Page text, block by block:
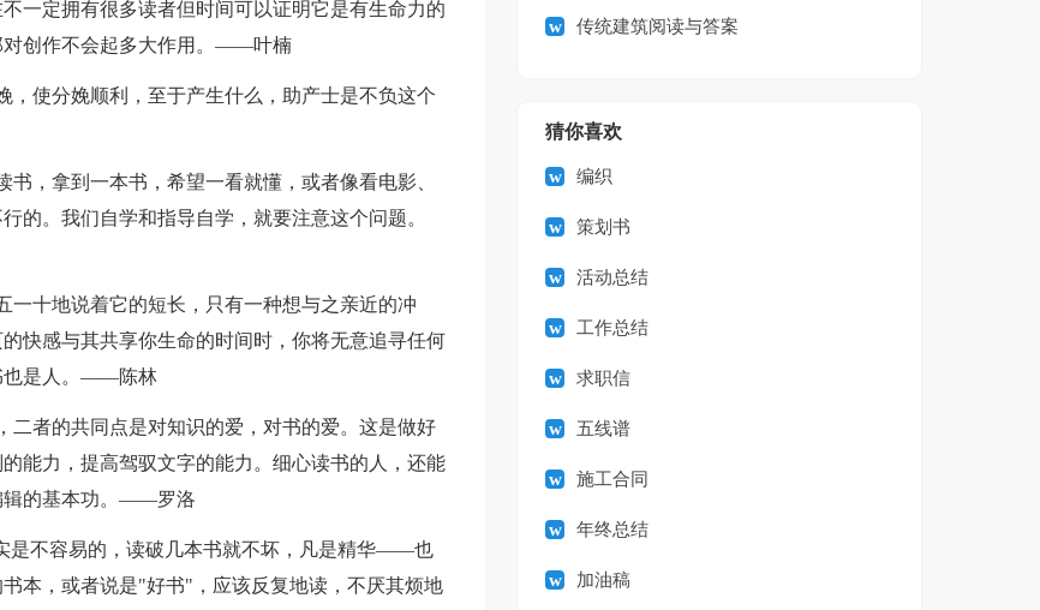
一定拥有很多读者但时间可以证明它是有生命力的
对创作不会起多大作用。——叶楠
，使分娩顺利，至于产生什么，助产士是不负这个
，拿到一本书，希望一看就懂，或者像看电影、
的。我们自学和指导自学，就要注意这个问题。
一十地说着它的短长，只有一种想与之亲近的冲
快感与其共享你生命的时间时，你将无意追寻任何
也是人。——陈林
二者的共同点是对知识的爱，对书的爱。这是做好
能力，提高驾驭文字的能力。细心读书的人，还能
辑的基本功。——罗洛
是不容易的，读破几本书就不坏，凡是精华——也
本，或者说是"好书"，应该反复地读，不厌其烦地
传统建筑阅读与答案
猜你喜欢
编织
策划书
活动总结
工作总结
求职信
五线谱
施工合同
年终总结
加油稿